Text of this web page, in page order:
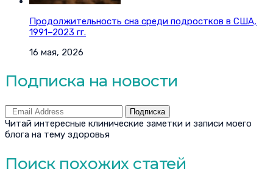
Продолжительность сна среди подростков в США,
1991–2023 гг.
16 мая, 2026
Подписка на новости
Подписка
Читай интересные клинические заметки и записи моего
блога на тему здоровья
Поиск похожих статей